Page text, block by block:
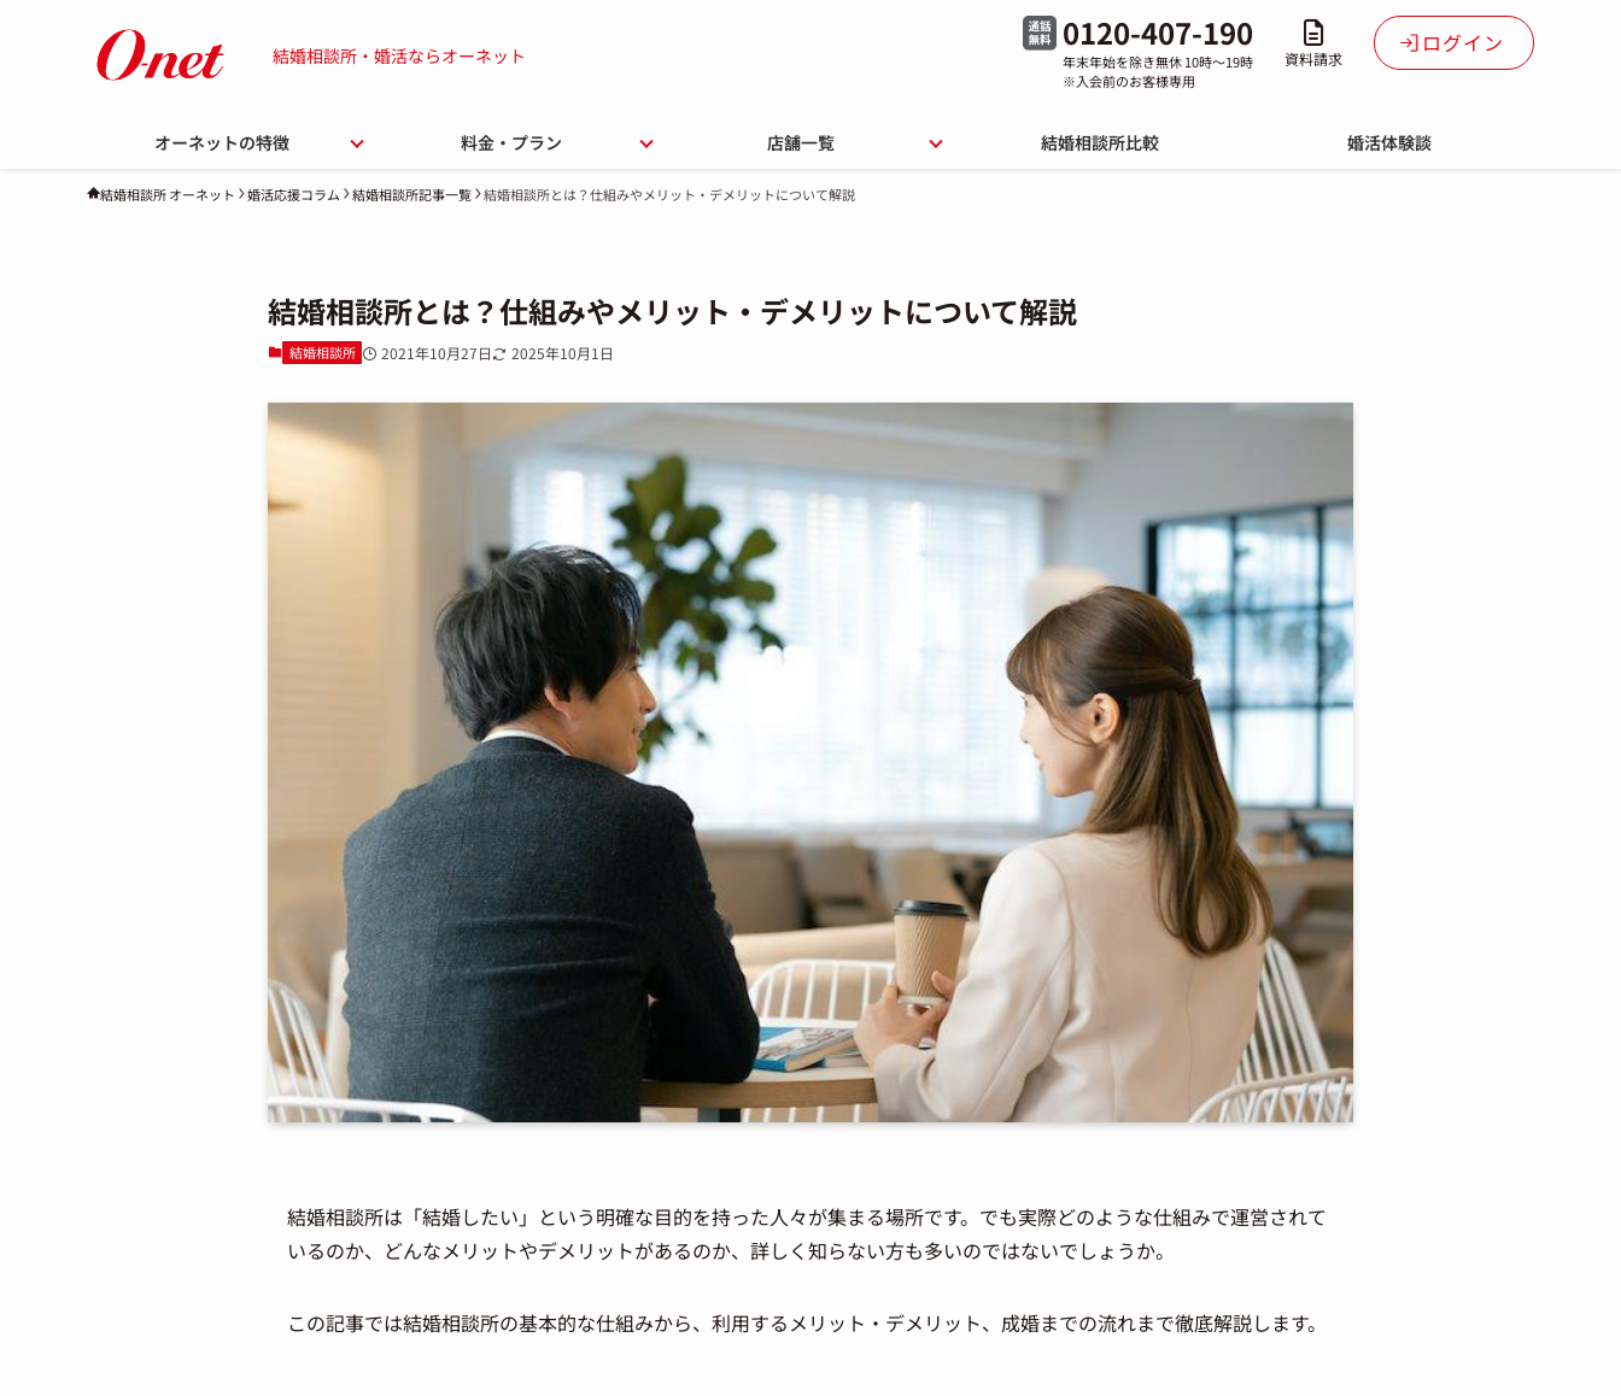
結婚相談所・婚活ならオーネット
0120-407-190
年末年始を除き無休 10時～19時
※入会前のお客様専用
資料請求
ログイン
オーネットの特徴 料金・プラン 店舗一覧 結婚相談所比較 婚活体験談
結婚相談所 オーネット 婚活応援コラム 結婚相談所記事一覧 結婚相談所とは？仕組みやメリット・デメリットについて解説
結婚相談所とは？仕組みやメリット・デメリットについて解説
結婚相談所 2021年10月27日 2025年10月1日
結婚相談所は「結婚したい」という明確な目的を持った人々が集まる場所です。でも実際どのような仕組みで運営されて
いるのか、どんなメリットやデメリットがあるのか、詳しく知らない方も多いのではないでしょうか。
この記事では結婚相談所の基本的な仕組みから、利用するメリット・デメリット、成婚までの流れまで徹底解説します。